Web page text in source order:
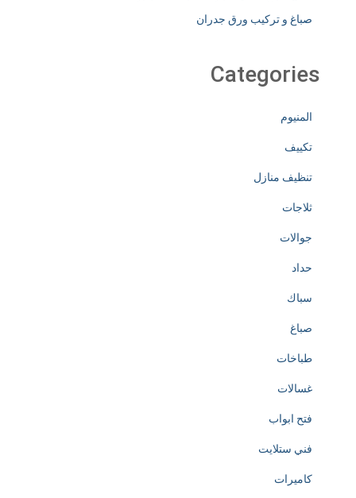
صباغ و تركيب ورق جدران
Categories
المنيوم
تكييف
تنظيف منازل
ثلاجات
جوالات
حداد
سباك
صباغ
طباخات
غسالات
فتح ابواب
فني ستلايت
كاميرات